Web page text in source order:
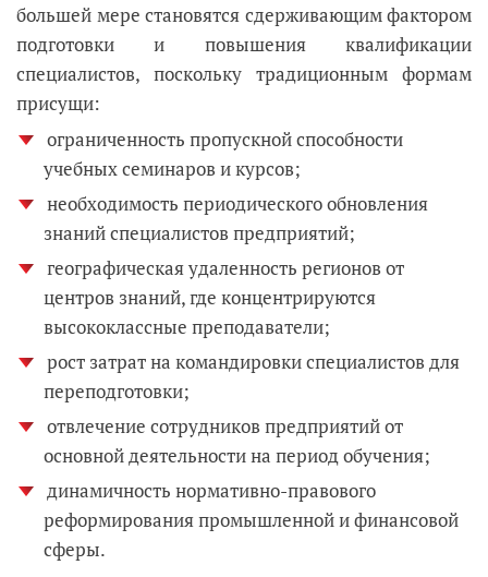
большей мере становятся сдерживающим фактором
подготовки и повышения квалификации
специалистов, поскольку традиционным формам
присущи:
ограниченность пропускной способности
учебных семинаров и курсов;
необходимость периодического обновления
знаний специалистов предприятий;
географическая удаленность регионов от
центров знаний, где концентрируются
высококлассные преподаватели;
рост затрат на командировки специалистов для
переподготовки;
отвлечение сотрудников предприятий от
основной деятельности на период обучения;
динамичность нормативно-правового
реформирования промышленной и финансовой
сферы.